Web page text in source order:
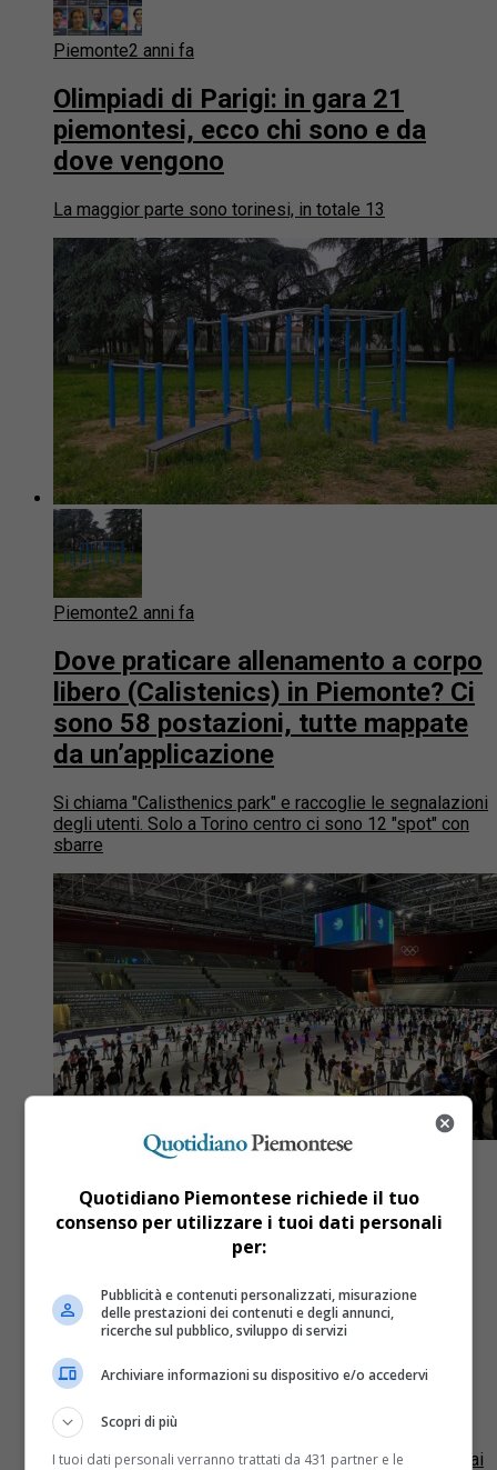
Piemonte2 anni fa
Olimpiadi di Parigi: in gara 21
piemontesi, ecco chi sono e da
dove vengono
La maggior parte sono torinesi, in totale 13
Piemonte2 anni fa
Dove praticare allenamento a corpo
libero (Calistenics) in Piemonte? Ci
sono 58 postazioni, tutte mappate
da un’applicazione
Si chiama "Calisthenics park" e raccoglie le segnalazioni
degli utenti. Solo a Torino centro ci sono 12 "spot" con
sbarre
Il Palavela di Torino riapre anche
d’estate in vista dei Giochi
Mondiali Universitari 2025, ecco i
giorni e gli orari per pattinare
Lunedì, martedì, mercoledì, giovedì e venerdì dalle 18
alle 19. Dentro il Palavela ci sarà una mostra dedicata ai
Quotidiano Piemontese richiede il tuo
consenso per utilizzare i tuoi dati personali
per:
Pubblicità e contenuti personalizzati, misurazione
delle prestazioni dei contenuti e degli annunci,
ricerche sul pubblico, sviluppo di servizi
Archiviare informazioni su dispositivo e/o accedervi
Scopri di più
I tuoi dati personali verranno trattati da 431 partner e le